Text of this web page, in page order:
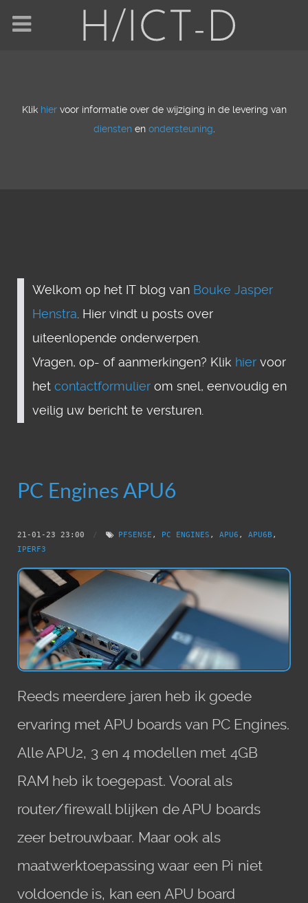
Klik hiervoor informatie over de wijziging in de levering van
dienstenen ondersteuning.
Welkom op het IT blog van Bouke Jasper
Henstra . Hier vindt u posts over
uiteenlopende onderwerpen.
Vragen, op- of aanmerkingen? Klik hier voor
het contactformulier om snel, eenvoudig en
veilig uw bericht te versturen.
PC Engines APU6
21-01-23 23:00 / PFSENSE , PC ENGINES , APU6 , APU6B ,
IPERF3
Reeds meerdere jaren heb ik goede
ervaring met APU boards van PC Engines.
Alle APU2, 3 en 4 modellen met 4GB
RAM heb ik toegepast. Vooral als
router/firewall blijken de APU boards
zeer betrouwbaar. Maar ook als
maatwerktoepassing waar een Pi niet
voldoende is, kan een APU board